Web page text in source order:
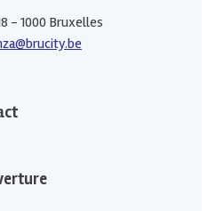
- 1000 Bruxelles